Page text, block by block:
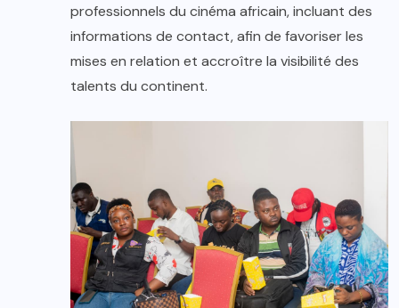
professionnels du cinéma africain, incluant des
informations de contact, afin de favoriser les
mises en relation et accroître la visibilité des
talents du continent.